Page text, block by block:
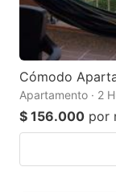
Cómodo
Apartamento · 2
$ 156.000 por